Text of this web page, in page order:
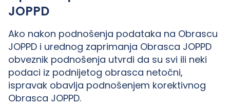
JOPPD
Ako nakon podnošenja podataka na Obrascu
JOPPD i urednog zaprimanja Obrasca JOPPD
obveznik podnošenja utvrdi da su svi ili neki
podaci iz podnijetog obrasca netočni,
ispravak obavlja podnošenjem korektivnog
Obrasca JOPPD.